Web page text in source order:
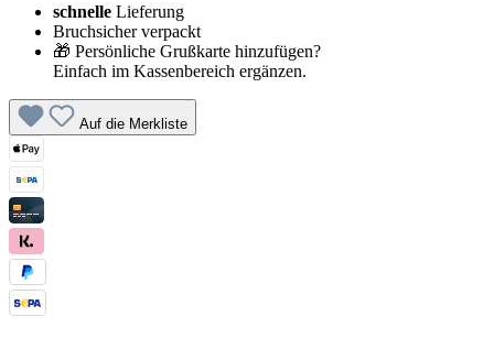
schnelle Lieferung
Bruchsicher verpackt
🎁 Persönliche Grußkarte hinzufügen?
Einfach im Kassenbereich ergänzen.
Auf die Merkliste